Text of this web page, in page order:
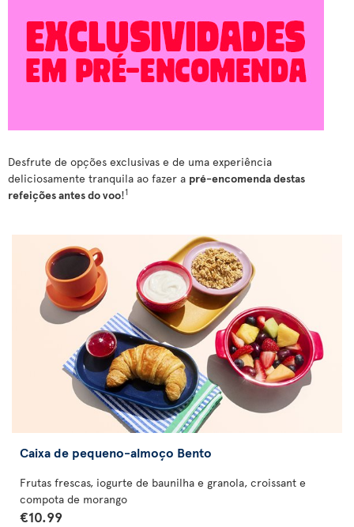
Desfrute de opções exclusivas e de uma experiência
deliciosamente tranquila ao fazer a pré-encomenda destas
refeições antes do voo!1
Caixa de pequeno-almoço Bento
Frutas frescas, iogurte de baunilha e granola, croissant e
compota de morango
€10.99